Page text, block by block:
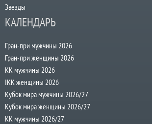
Звезды
КАЛЕНДАРЬ
Гран-при мужчины 2026
Гран-при женщины 2026
КК мужчины 2026
IKK женщины 2026
Кубок мира мужчины 2026/27
Кубок мира женщины 2026/27
КК мужчины 2026/27